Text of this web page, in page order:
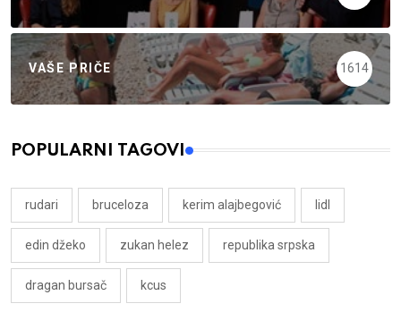
VAŠE PRIČE 1614
POPULARNI TAGOVI
rudari bruceloza kerim alajbegović lidl
edin džeko zukan helez republika srpska
dragan bursač kcus